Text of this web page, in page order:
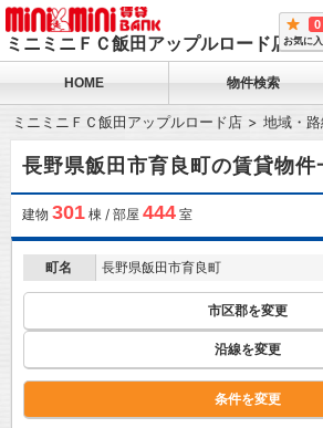
ミニミニＦＣ飯田アップルロード店
0
お気に
HOME 物件検索
ミニミニＦＣ飯田アップルロード店 地域・
長野県飯田市育良町の賃貸物件
建物 301棟 / 部屋 444室
町名 長野県飯田市育良町
市区郡を変更
沿線を変更
条件を変更